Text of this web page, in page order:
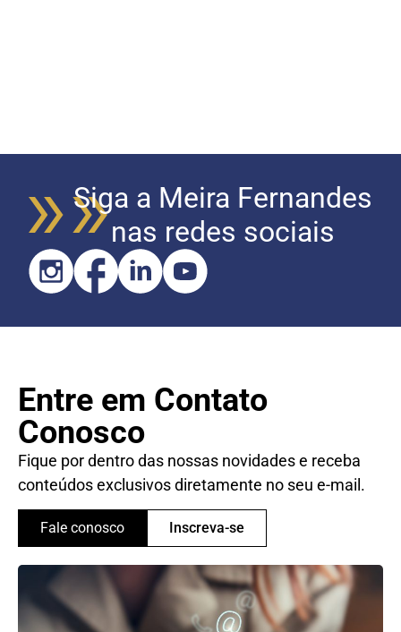
Siga a Meira Fernandes
nas redes sociais
Entre em Contato
Conosco
Fique por dentro das nossas novidades e receba
conteúdos exclusivos diretamente no seu e-mail.
Fale conosco Inscreva-se